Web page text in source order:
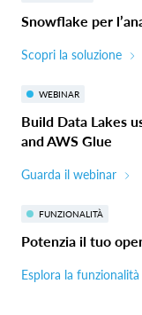
Snowflake per
Scopri la soluzione
WEBINAR
Build Data Lakes
and AWS Glue
Guarda il webinar
FUNZIONALITÀ
Potenzia il tuo
Esplora la funzionalità